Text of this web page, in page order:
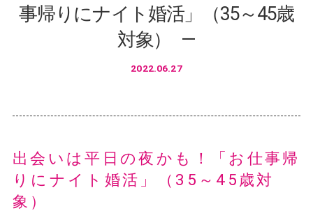
事帰りにナイト婚活」（35～45歳
対象）
2022.06.27
出会いは平日の夜かも！「お仕事帰
りにナイト婚活」（35～45歳対
象）